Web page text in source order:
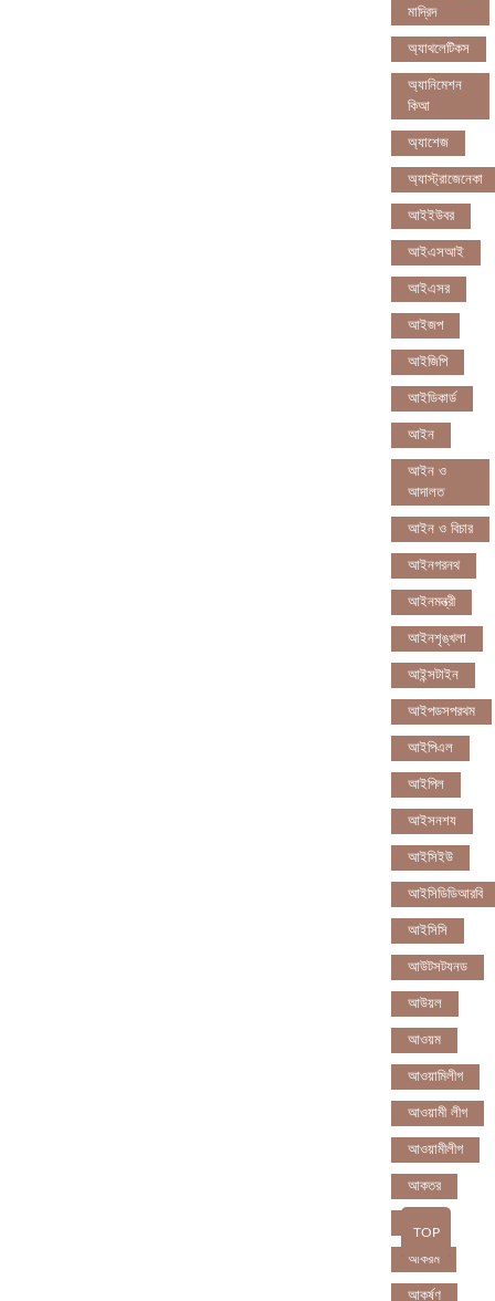
মাদ্রিদ
অ্যাথলেটিকস
অ্যানিমেশন
কিআ
অ্যাশেজ
অ্যাস্ট্রাজেনেকা
আইইউবর
আইএসআই
আইএসর
আইজপ
আইজিপি
আইডিকার্ড
আইন
আইন ও
আদালত
আইন ও বিচার
আইনগরনথ
আইনমন্ত্রী
আইনশৃঙ্খলা
আইন্সটাইন
আইপডসপরথম
আইপিএল
আইপিল
আইসনশয
আইসিইউ
আইসিডিডিআরবি
আইসিসি
আউটসটযনড
আউয়ল
আওয়ম
আওয়ামিলীগ
আওয়ামী লীগ
আওয়ামীলীগ
আকতর
আকরম
আকর্ষণ
TOP